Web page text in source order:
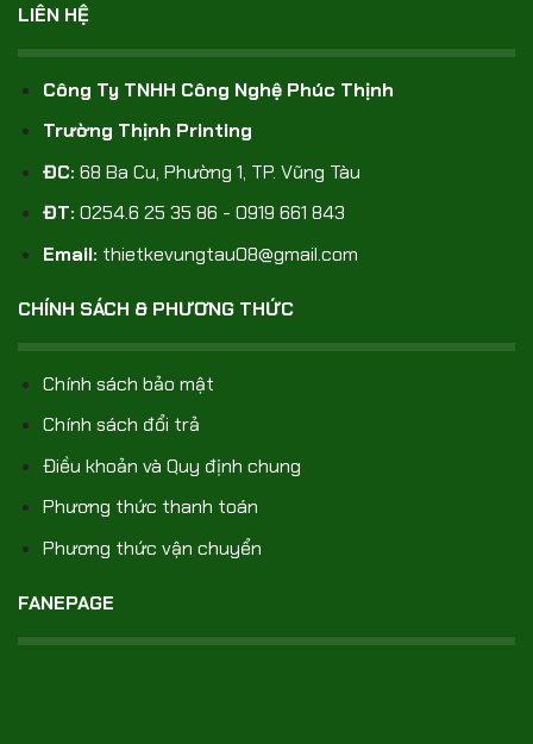
LIÊN HỆ
Công Ty TNHH Công Nghệ Phúc Thịnh
Trường Thịnh Printing
ĐC: 68 Ba Cu, Phường 1, TP. Vũng Tàu
ĐT: 0254.6 25 35 86 - 0919 661 843
Email: thietkevungtau08@gmail.com
CHÍNH SÁCH & PHƯƠNG THỨC
Chính sách bảo mật
Chính sách đổi trả
Điều khoản và Quy định chung
Phương thức thanh toán
Phương thức vận chuyển
FANEPAGE